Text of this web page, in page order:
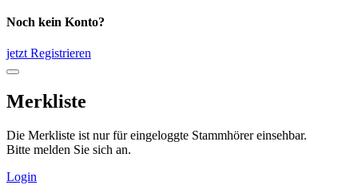
Noch kein Konto?
jetzt Registrieren
Merkliste
Die Merkliste ist nur für eingeloggte Stammhörer einsehbar.
Bitte melden Sie sich an.
Login